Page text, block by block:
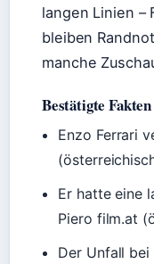
langen Linien –
bleiben
manche
Bestätigte Fakten
Enzo Ferrari
Er hatte eine
Piero film.at
Der Unfall